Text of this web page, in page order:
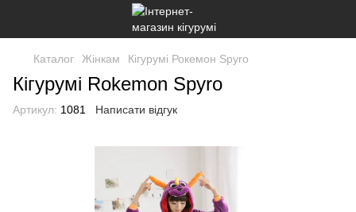
Каталог Жінкам Кігурумі Рокемон Spyro
Кігурумі Rokemon Spyro
Артикул: 1081 Написати відгук